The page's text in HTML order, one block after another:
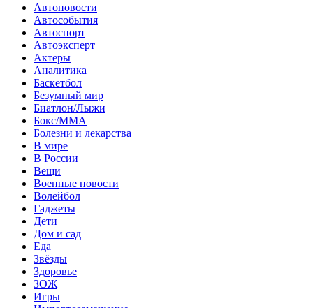
Автоновости
Автособытия
Автоспорт
Автоэксперт
Актеры
Аналитика
Баскетбол
Безумный мир
Биатлон/Лыжи
Бокс/MMA
Болезни и лекарства
В мире
В России
Вещи
Военные новости
Волейбол
Гаджеты
Дети
Дом и сад
Еда
Звёзды
Здоровье
ЗОЖ
Игры